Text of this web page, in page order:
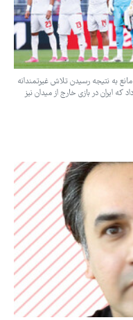
به نتیجه رسیدن تلاش غیرتمندانه
ایران در بازی خارج از میدان نیز